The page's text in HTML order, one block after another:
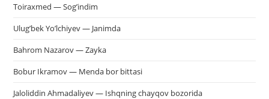
Toiraxmed — Sog’indim
Ulug’bek Yo’lchiyev — Janimda
Bahrom Nazarov — Zayka
Bobur Ikramov — Menda bor bittasi
Jaloliddin Ahmadaliyev — Ishqning chayqov bozorida